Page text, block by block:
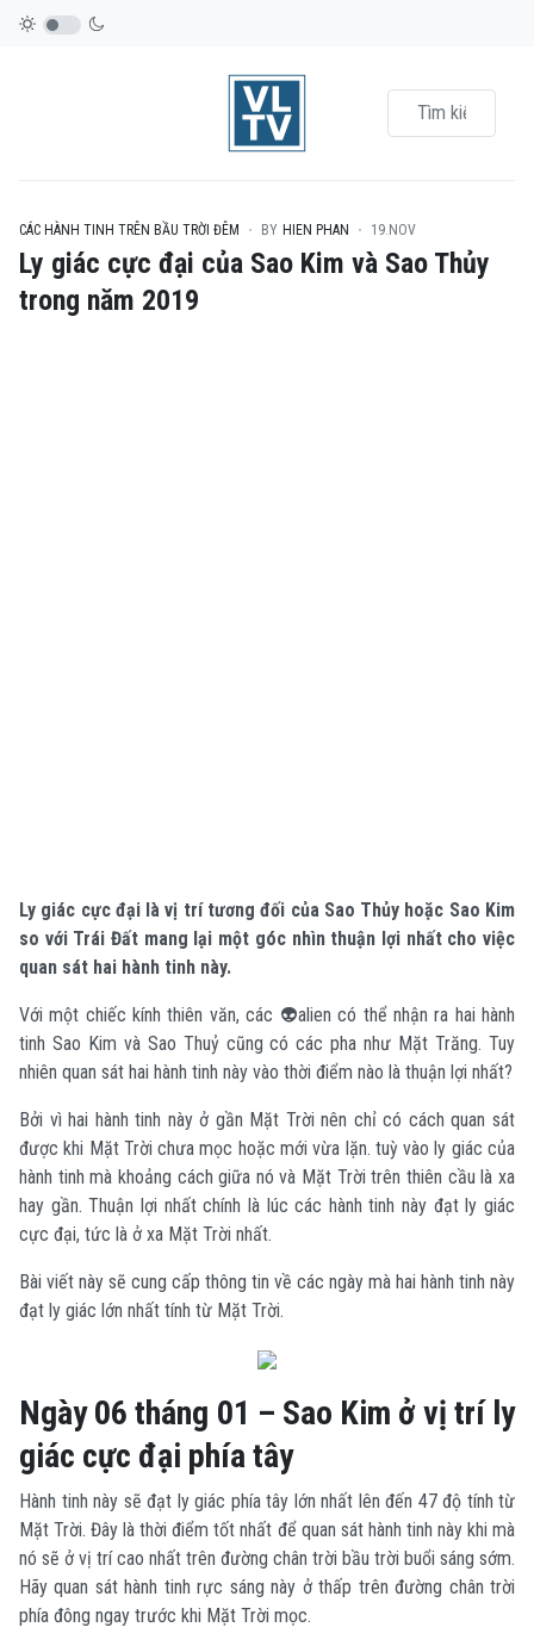
CÁC HÀNH TINH TRÊN BẦU TRỜI ĐÊM BY HIEN PHAN 19.NOV
Ly giác cực đại của Sao Kim và Sao Thủy
trong năm 2019
Ly giác cực đại là vị trí tương đối của Sao Thủy hoặc Sao Kim
so với Trái Đất mang lại một góc nhìn thuận lợi nhất cho việc
quan sát hai hành tinh này.
Với một chiếc kính thiên văn, các 👽alien có thể nhận ra hai hành
tinh Sao Kim và Sao Thuỷ cũng có các pha như Mặt Trăng. Tuy
nhiên quan sát hai hành tinh này vào thời điểm nào là thuận lợi nhất?
Bởi vì hai hành tinh này ở gần Mặt Trời nên chỉ có cách quan sát
được khi Mặt Trời chưa mọc hoặc mới vừa lặn. tuỳ vào ly giác của
hành tinh mà khoảng cách giữa nó và Mặt Trời trên thiên cầu là xa
hay gần. Thuận lợi nhất chính là lúc các hành tinh này đạt ly giác
cực đại, tức là ở xa Mặt Trời nhất.
Bài viết này sẽ cung cấp thông tin về các ngày mà hai hành tinh này
đạt ly giác lớn nhất tính từ Mặt Trời.
Ngày 06 tháng 01 – Sao Kim ở vị trí ly
giác cực đại phía tây
Hành tinh này sẽ đạt ly giác phía tây lớn nhất lên đến 47 độ tính từ
Mặt Trời. Đây là thời điểm tốt nhất để quan sát hành tinh này khi mà
nó sẽ ở vị trí cao nhất trên đường chân trời bầu trời buổi sáng sớm.
Hãy quan sát hành tinh rực sáng này ở thấp trên đường chân trời
phía đông ngay trước khi Mặt Trời mọc.